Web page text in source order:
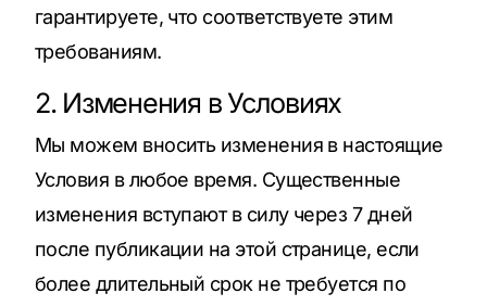
гарантируете, что соответствуете этим
требованиям.
2. Изменения в Условиях
Мы можем вносить изменения в настоящие
Условия в любое время. Существенные
изменения вступают в силу через 7 дней
после публикации на этой странице, если
более длительный срок не требуется по